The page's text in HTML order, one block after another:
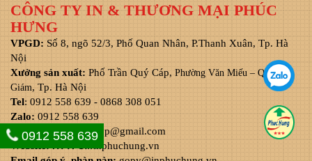
CÔNG TY IN & THƯƠNG MẠI PHÚC
HƯNG
VPGD: Số 8, ngõ 52/3, Phố Quan Nhân, P.Thanh Xuân, Tp. Hà
Nội
Xưởng sản xuất: Phố Trần Quý Cáp, Phường Văn Miếu – Quốc Tử
Giám, Tp. Hà Nội
Tel: 0912 558 639 - 0868 308 051
Zalo: 0912 558 639
Email:inphuchung.vp@gmail.com
Website:
inphuchung.vn
0912 558 639